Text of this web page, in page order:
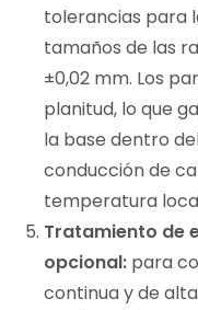
tolerancias para
tamaños de las
±0,02 mm. Los
planitud, lo que
la base dentro
conducción de
temperatura
Tratamiento de
opcional: para
continua y de